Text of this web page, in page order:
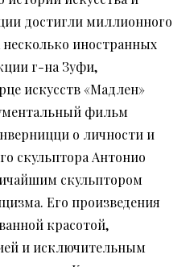
достигли миллионного
иностранных
г-на Зуфи,
искусств «Мадлен»
фильм
о личности и
скульптора Антонио
скульптором
Его произведения
красотой,
и исключительным